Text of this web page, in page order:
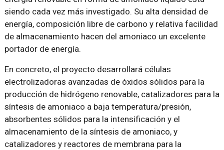
siendo cada vez más investigado. Su alta densidad de
energía, composición libre de carbono y relativa facilidad
de almacenamiento hacen del amoniaco un excelente
portador de energía.
En concreto, el proyecto desarrollará células
electrolizadoras avanzadas de óxidos sólidos para la
producción de hidrógeno renovable, catalizadores para la
síntesis de amoniaco a baja temperatura/presión,
absorbentes sólidos para la intensificación y el
almacenamiento de la síntesis de amoniaco, y
catalizadores y reactores de membrana para la